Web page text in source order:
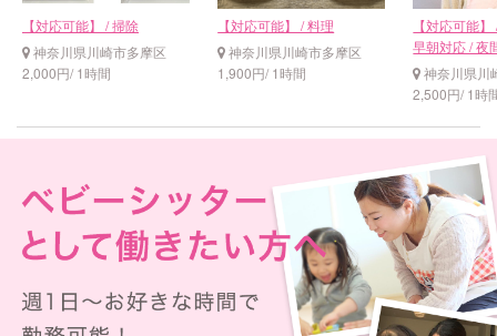
【対応可能】 / 掃除
神奈川県川崎市多摩区
2,000円/ 1時間
【対応可能】 / 料理
神奈川県川崎市多摩区
1,900円/ 1時間
【対応可能
早朝対応 / 夜
神奈川県川
2,500円/ 1時